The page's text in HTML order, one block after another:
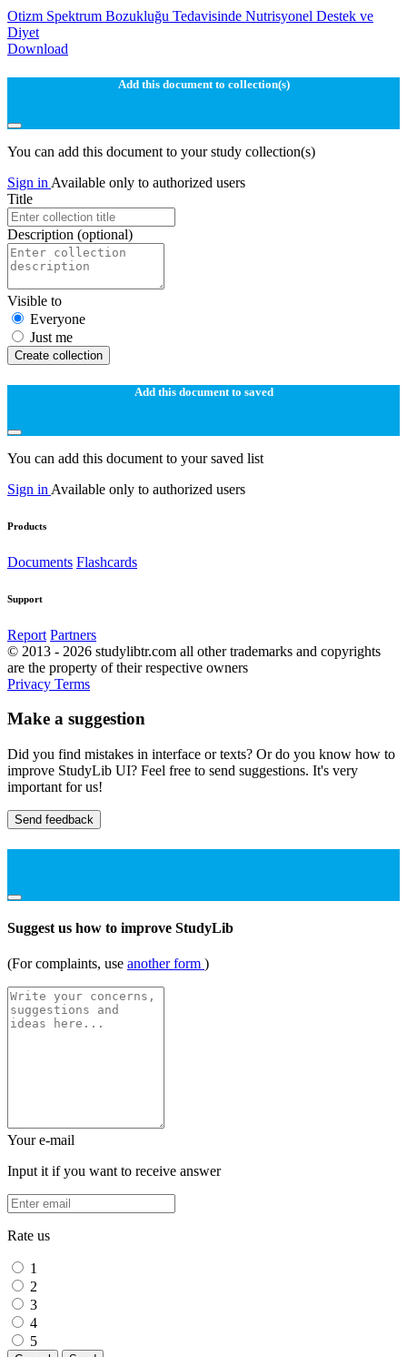
Otizm Spektrum Bozukluğu Tedavisinde Nutrisyonel Destek ve
Diyet
Download
Add this document to collection(s)
You can add this document to your study collection(s)
Sign in Available only to authorized users
Title
Description (optional)
Visible to
Everyone
Just me
Create collection
Add this document to saved
You can add this document to your saved list
Sign in Available only to authorized users
Products
Documents Flashcards
Support
Report Partners
© 2013 - 2026 studylibtr.com all other trademarks and copyrights
are the property of their respective owners
Privacy Terms
Make a suggestion
Did you find mistakes in interface or texts? Or do you know how to
improve StudyLib UI? Feel free to send suggestions. It's very
important for us!
Send feedback
Suggest us how to improve StudyLib
(For complaints, use another form )
Your e-mail
Input it if you want to receive answer
Rate us
1
2
3
4
5